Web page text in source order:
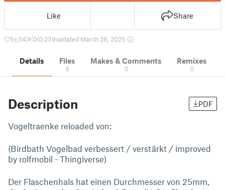
Like Share
5 34 0 239updated March 28, 2025
Details Files
6
Makes & Comments
0
Remixes
0
Description PDF
Vogeltraenke reloaded von:
(Birdbath Vogelbad verbessert / verstärkt / improved
by rolfmobil - Thingiverse)
Der Flaschenhals hat einen Durchmesser von 25mm,